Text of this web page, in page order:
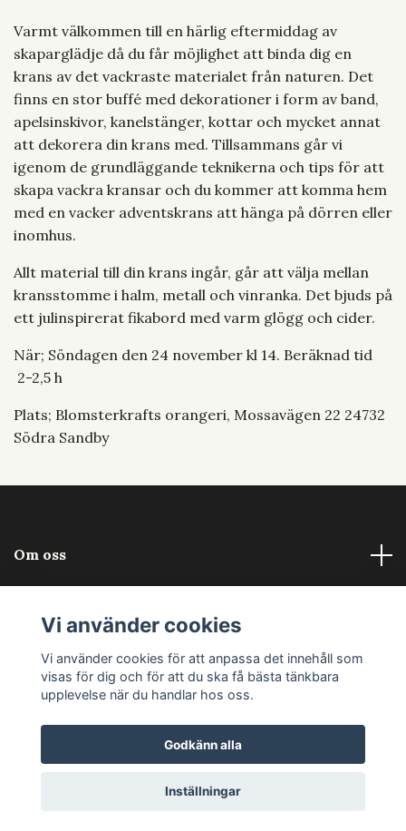
Varmt välkommen till en härlig eftermiddag av
skaparglädje då du får möjlighet att binda dig en
krans av det vackraste materialet från naturen. Det
finns en stor buffé med dekorationer i form av band,
apelsinskivor, kanelstänger, kottar och mycket annat
att dekorera din krans med. Tillsammans går vi
igenom de grundläggande teknikerna och tips för att
skapa vackra kransar och du kommer att komma hem
med en vacker adventskrans att hänga på dörren eller
inomhus.
Allt material till din krans ingår, går att välja mellan
kransstomme i halm, metall och vinranka. Det bjuds på
ett julinspirerat fikabord med varm glögg och cider.
När; Söndagen den 24 november kl 14. Beräknad tid
2-2,5 h
Plats; Blomsterkrafts orangeri, Mossavägen 22 24732
Södra Sandby
Om oss
Sociala medier
© 2026 BlomsterkraftPowered by Quickbutik
Vi använder cookies
Vi använder cookies för att anpassa det innehåll som
visas för dig och för att du ska få bästa tänkbara
upplevelse när du handlar hos oss.
Godkänn alla
Inställningar